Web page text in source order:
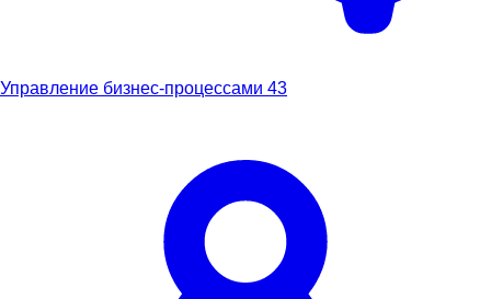
Управление бизнес-процессами 43